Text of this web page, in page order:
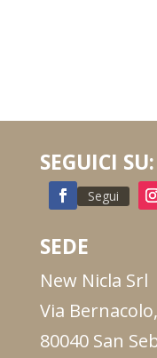
SEGUICI SU:
Segui
SEDE
New Nicla Srl
Via
80040 San